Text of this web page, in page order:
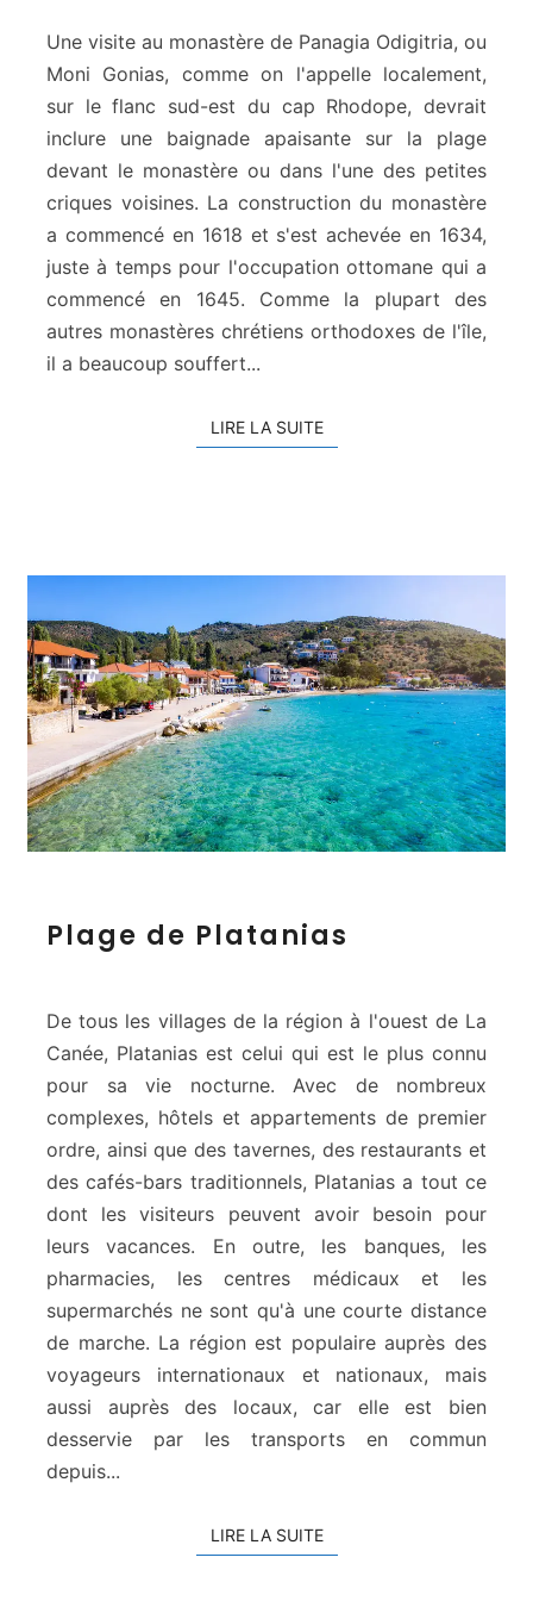
e
n
i
G
o
i
a
s
Une visite au monastère de Panagia Odigitria, ou
Moni Gonias, comme on l'appelle localement,
sur le flanc sud-est du cap Rhodope, devrait
inclure une baignade apaisante sur la plage
devant le monastère ou dans l'une des petites
criques voisines. La construction du monastère
a commencé en 1618 et s'est achevée en 1634,
juste à temps pour l'occupation ottomane qui a
commencé en 1645. Comme la plupart des
autres monastères chrétiens orthodoxes de l'île,
il a beaucoup souffert...
LIRE LA SUITELIRE LA SUITE
l
e
d
P
l
a
t
n
i
a
s
Plage de Platanias
De tous les villages de la région à l'ouest de La
Canée, Platanias est celui qui est le plus connu
pour sa vie nocturne. Avec de nombreux
complexes, hôtels et appartements de premier
ordre, ainsi que des tavernes, des restaurants et
des cafés-bars traditionnels, Platanias a tout ce
dont les visiteurs peuvent avoir besoin pour
leurs vacances. En outre, les banques, les
pharmacies, les centres médicaux et les
supermarchés ne sont qu'à une courte distance
de marche. La région est populaire auprès des
voyageurs internationaux et nationaux, mais
aussi auprès des locaux, car elle est bien
desservie par les transports en commun
depuis...
LIRE LA SUITELIRE LA SUITE